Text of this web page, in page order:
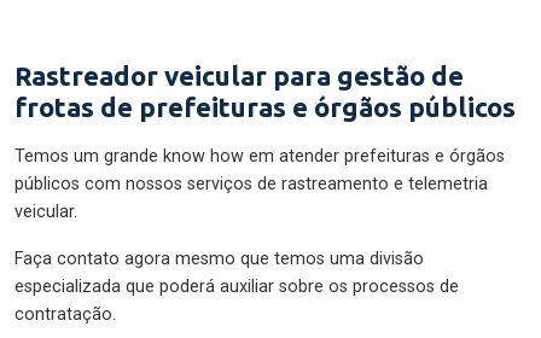
Rastreador veicular para gestão de
frotas de prefeituras e órgãos públicos
Temos um grande know how em atender prefeituras e órgãos
públicos com nossos serviços de rastreamento e telemetria
veicular.
Faça contato agora mesmo que temos uma divisão
especializada que poderá auxiliar sobre os processos de
contratação.